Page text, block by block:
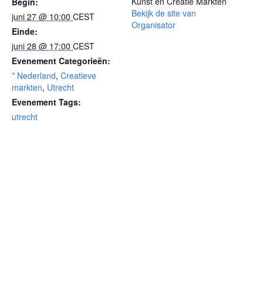
juni 27 @ 10:00 CEST
Einde:
juni 28 @ 17:00 CEST
Evenement Categorieën:
* Nederland, Creatieve
markten, Utrecht
Evenement Tags:
utrecht
Bekijk de site van
Organisator